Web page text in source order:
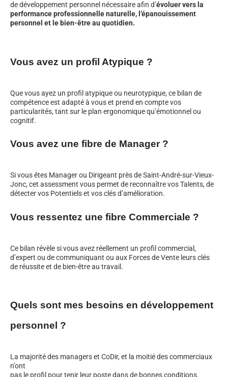
de développement personnel nécessaire afin d’évoluer vers la
performance professionnelle naturelle, l’épanouissement
personnel et le bien-être au quotidien.
Vous avez un profil Atypique ?
Que vous ayez un profil atypique ou neurotypique, ce bilan de
compétence est adapté à vous et prend en compte vos
particularités, tant sur le plan ergonomique qu’émotionnel ou
cognitif.
Vous avez une fibre de Manager ?
Si vous êtes Manager ou Dirigeant près de Saint-André-sur-Vieux-
Jonc, cet assessment vous permet de reconnaître vos Talents, de
détecter vos Potentiels et vos clés d’amélioration.
Vous ressentez une fibre Commerciale ?
Ce bilan révèle si vous avez réellement un profil commercial,
d’expert ou de communiquant ou aux Forces de Vente leurs clés
de réussite et de bien-être au travail.
Quels sont mes besoins en développement
personnel ?
La majorité des managers et CoDir, et la moitié des commerciaux
n’ont
pas le profil pour tenir leur poste dans de bonnes conditions.